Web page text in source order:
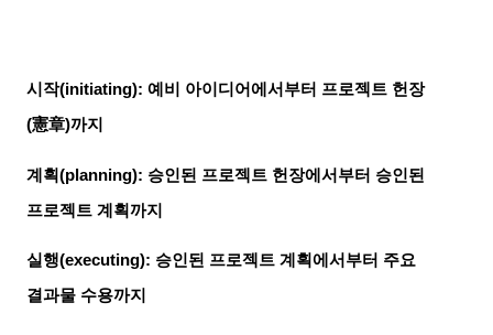
시작(initiating):예비 아이디어에서부터 프로젝트 헌장
(憲章)까지
계획(planning): 승인된 프로젝트 헌장에서부터 승인된
프로젝트 계획까지
실행(executing): 승인된 프로젝트 계획에서부터 주요
결과물 수용까지